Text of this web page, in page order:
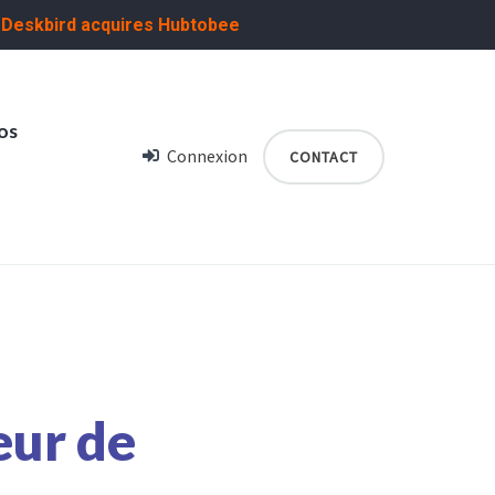
Deskbird acquires Hubtobee
Connexion CONTACT
de